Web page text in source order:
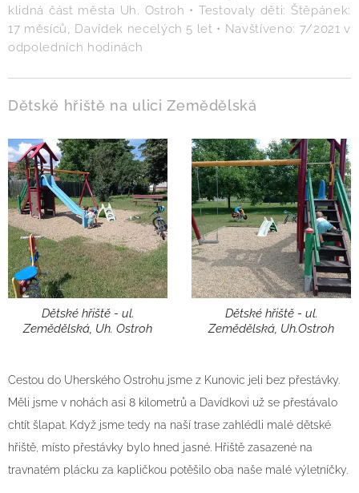
klidná část města Uh. Ostroh • Testovaly děti: Štěpánek:
17 měsíců, Davídek necelých 5 let • Navštíveno: 7/2021 v
odpoledních hodinách
Dětské hřiště na ulici Zemědělská
Dětské hřiště - ul.
Zemědělská, Uh. Ostroh
Dětské hřiště - ul.
Zemědělská, Uh.Ostroh
Cestou do Uherského Ostrohu jsme z Kunovic jeli bez přestávky.
Měli jsme v nohách asi 8 kilometrů a Davídkovi už se přestávalo
chtít šlapat. Když jsme tedy na naší trase zahlédli malé dětské
hřiště, místo přestávky bylo hned jasné. Hřiště zasazené na
travnatém plácku za kapličkou potěšilo oba naše malé výletníčky.